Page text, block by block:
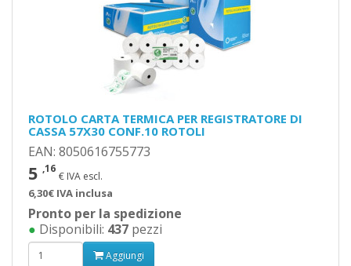
ROTOLO CARTA TERMICA PER REGISTRATORE DI
CASSA 57X30 CONF.10 ROTOLI
EAN: 8050616755773
5 ,16
€ IVA escl.
6,30€ IVA inclusa
Pronto per la spedizione
● Disponibili: 437 pezzi
Aggiungi